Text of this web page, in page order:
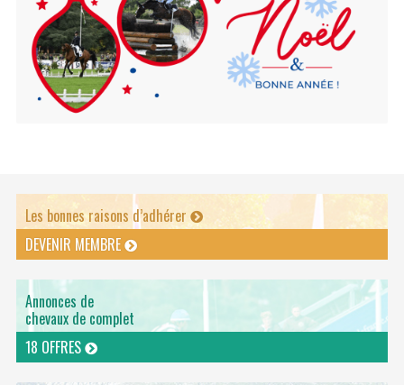
Les bonnes raisons d’adhérer
DEVENIR MEMBRE
Annonces de
chevaux de complet
18 OFFRES